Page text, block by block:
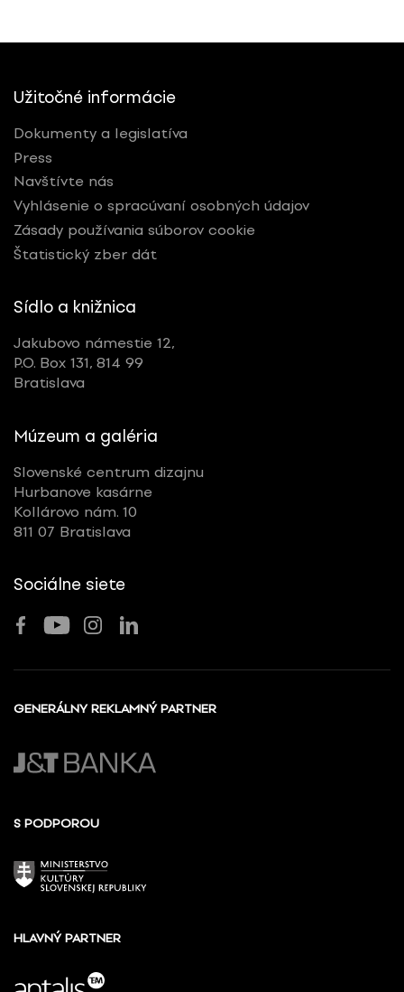
Užitočné informácie
Dokumenty a legislatíva
Press
Navštívte nás
Vyhlásenie o spracúvaní osobných údajov
Zásady používania súborov cookie
Štatistický zber dát
Sídlo a knižnica
Jakubovo námestie 12,
P.O. Box 131, 814 99
Bratislava
Múzeum a galéria
Slovenské centrum dizajnu
Hurbanove kasárne
Kollárovo nám. 10
811 07 Bratislava
Sociálne siete
GENERÁLNY REKLAMNÝ PARTNER
S PODPOROU
HLAVNÝ PARTNER